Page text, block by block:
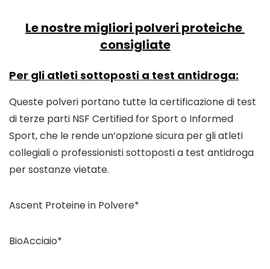
Le nostre migliori polveri proteiche
consigliate
Per gli atleti sottoposti a test antidroga:
Queste polveri portano tutte la certificazione di test
di terze parti NSF Certified for Sport o Informed
Sport, che le rende un’opzione sicura per gli atleti
collegiali o professionisti sottoposti a test antidroga
per sostanze vietate.
Ascent Proteine ​​in Polvere*
BioAcciaio*